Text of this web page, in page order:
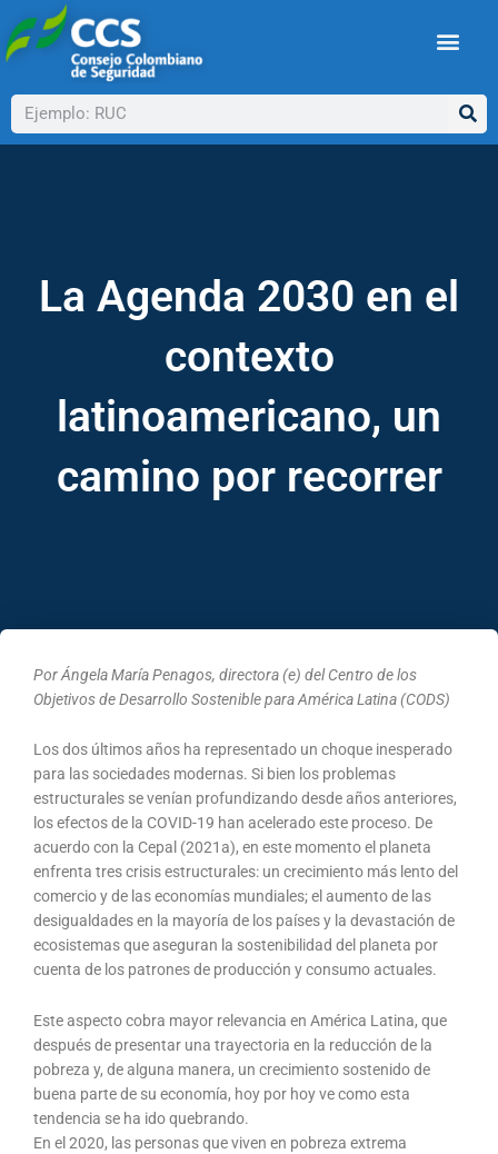
al
contenido
Buscar
La Agenda 2030 en el
contexto
latinoamericano, un
camino por recorrer
Por Ángela María Penagos, directora (e) del Centro de los
Objetivos de Desarrollo Sostenible para América Latina (CODS)
Los dos últimos años ha representado un choque inesperado
para las sociedades modernas. Si bien los problemas
estructurales se venían profundizando desde años anteriores,
los efectos de la COVID-19 han acelerado este proceso. De
acuerdo con la Cepal (2021a), en este momento el planeta
enfrenta tres crisis estructurales: un crecimiento más lento del
comercio y de las economías mundiales; el aumento de las
desigualdades en la mayoría de los países y la devastación de
ecosistemas que aseguran la sostenibilidad del planeta por
cuenta de los patrones de producción y consumo actuales.
Este aspecto cobra mayor relevancia en América Latina, que
después de presentar una trayectoria en la reducción de la
pobreza y, de alguna manera, un crecimiento sostenido de
buena parte de su economía, hoy por hoy ve como esta
tendencia se ha ido quebrando.
En el 2020, las personas que viven en pobreza extrema